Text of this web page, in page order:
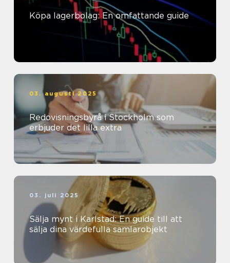
Köpa lagerbolag: En omfattande guide
03. augusti 2025
Redovisningsbyrå i Stockholm som
erbjuder det lilla extra
03. juli 2025
Sälja mynt i Karlstad: En guide till att
sälja dina värdefulla samlarobjekt